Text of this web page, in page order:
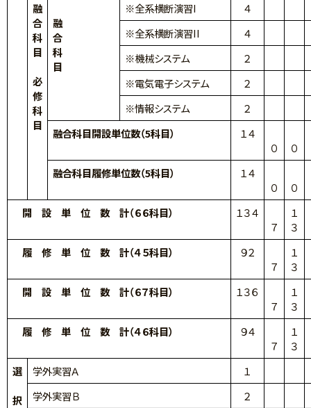
融
合
科
目
必
修
科
目
融
合
科
目
※全系横断演習I ４
※全系横断演習II
４
※機械システム
２
※電気電子システム
２
※情報システム
２
融合科目開設単位数（5科目）
１４
０
０
融合科目履修単位数（5科目）
１４
０
０
開 設 単 位 数 計（６６科目）
１３４
７
１
３
履 修 単 位 数 計（４５科目）
９２
７
１
３
開 設 単 位 数 計（６７科目）
１３６
７
１
３
履 修 単 位 数 計（４６科目）
９４
７
１
３
選
択
学外実習Ａ
１
学外実習Ｂ
２